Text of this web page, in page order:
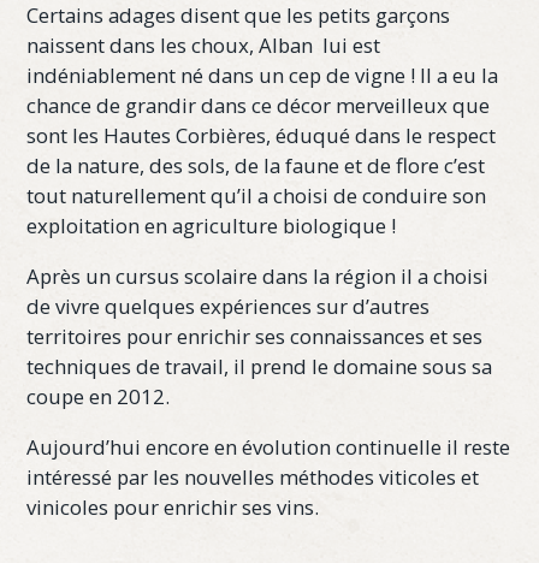
Certains adages disent que les petits garçons
naissent dans les choux, Alban lui est
indéniablement né dans un cep de vigne ! Il a eu la
chance de grandir dans ce décor merveilleux que
sont les Hautes Corbières, éduqué dans le respect
de la nature, des sols, de la faune et de flore c’est
tout naturellement qu’il a choisi de conduire son
exploitation en agriculture biologique !
Après un cursus scolaire dans la région il a choisi
de vivre quelques expériences sur d’autres
territoires pour enrichir ses connaissances et ses
techniques de travail, il prend le domaine sous sa
coupe en 2012.
Aujourd’hui encore en évolution continuelle il reste
intéressé par les nouvelles méthodes viticoles et
vinicoles pour enrichir ses vins.